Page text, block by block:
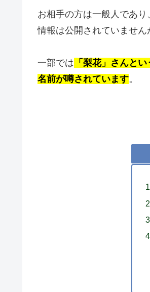
お相手の方は一般人であり
情報は公開されていません
一部では 「梨花」さんとい
名前が噂されています。